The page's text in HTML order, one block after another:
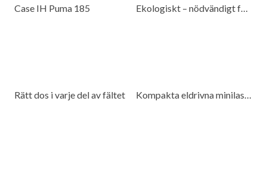
Case IH Puma 185 Ekologiskt – nödvändigt för beredskap
Rätt dos i varje del av fältet